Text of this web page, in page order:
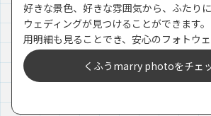
好きな景色、好きな雰囲気から、ふたり
ウェディングが見つけることができます
用明細も見ることでき、安心のフォトウェ
くふうmarry photoをチェ